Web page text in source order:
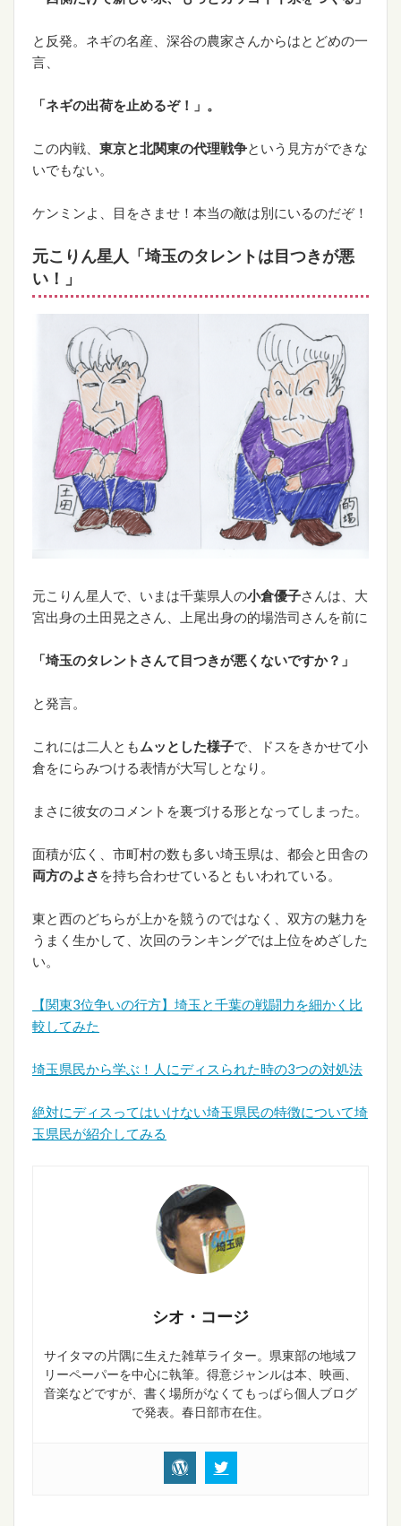
と反発。ネギの名産、深谷の農家さんからはとどめの一
言、
「ネギの出荷を止めるぞ！」。
この内戦、 東京と北関東の代理戦争という見方ができな
いでもない。
ケンミンよ、目をさませ！本当の敵は別にいるのだぞ！
元こりん星人「埼玉のタレントは目つきが悪
い！」
元こりん星人で、いまは千葉県人の小倉優子さんは、大
宮出身の土田晃之さん、上尾出身の的場浩司さんを前に
「埼玉のタレントさんて目つきが悪くないですか？」
と発言。
これには二人ともムッとした様子で、ドスをきかせて小
倉をにらみつける表情が大写しとなり。
まさに彼女のコメントを裏づける形となってしまった。
面積が広く、市町村の数も多い埼玉県は、都会と田舎の
両方のよさ を持ち合わせているともいわれている。
東と西のどちらが上かを競うのではなく、双方の魅力を
うまく生かして、次回のランキングでは上位をめざした
い。
【関東3位争いの行方】埼玉と千葉の戦闘力を細かく比
較してみた
埼玉県民から学ぶ！人にディスられた時の3つの対処法
絶対にディスってはいけない埼玉県民の特徴について埼
玉県民が紹介してみる
シオ・コージ
サイタマの片隅に生えた雑草ライター。県東部の地域フ
リーペーパーを中心に執筆。得意ジャンルは本、映画、
音楽などですが、書く場所がなくてもっぱら個人ブログ
で発表。春日部市在住。